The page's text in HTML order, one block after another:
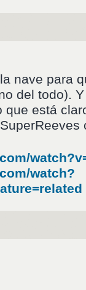
nave para
del todo).
que está
watch?